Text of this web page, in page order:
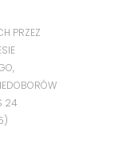
PRZEZ
24